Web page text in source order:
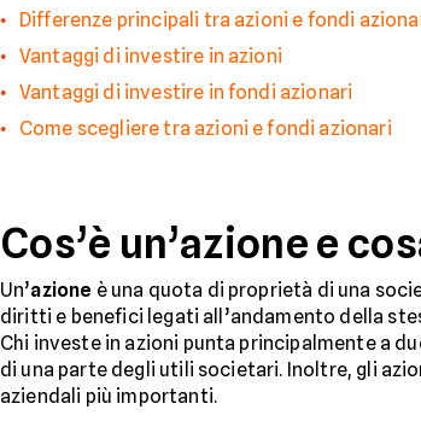
Differenze principali tra azioni e fondi
Vantaggi di investire in azioni
Vantaggi di investire in fondi azionari
Come scegliere tra azioni e fondi azionari
Cos’è un’azione e
Un’azione è una quota di proprietà di una
diritti e benefici legati all’andamento della
Chi investe in azioni punta principalmente a
di una parte degli utili societari. Inoltre, gli
aziendali più importanti.